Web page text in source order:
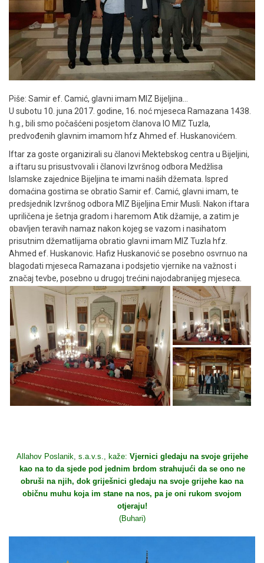
Piše: Samir ef. Camić, glavni imam MIZ Bijeljina…
U subotu 10. juna 2017. godine, 16. noć mjeseca Ramazana 1438.
h.g., bili smo počašćeni posjetom članova IO MIZ Tuzla,
predvođenih glavnim imamom hfz Ahmed ef. Huskanovićem.
Iftar za goste organizirali su članovi Mektebskog centra u Bijeljini,
a iftaru su prisustvovali i članovi Izvršnog odbora Medžlisa
Islamske zajednice Bijeljina te imami naših džemata. Ispred
domaćina gostima se obratio Samir ef. Camić, glavni imam, te
predsjednik Izvršnog odbora MIZ Bijeljina Emir Musli. Nakon iftara
upriličena je šetnja gradom i haremom Atik džamije, a zatim je
obavljen teravih namaz nakon kojeg se vazom i nasihatom
prisutnim džematlijama obratio glavni imam MIZ Tuzla hfz.
Ahmed ef. Huskanovic. Hafiz Huskanović se posebno osvrnuo na
blagodati mjeseca Ramazana i podsjetio vjernike na važnost i
značaj tevbe, posebno u drugoj trećini najodabranijeg mjeseca.
Allahov Poslanik, s.a.v.s., kaže: Vjernici gledaju na svoje grijehe
kao na to da sjede pod jednim brdom strahujući da se ono ne
obruši na njih, dok griješnici gledaju na svoje grijehe kao na
običnu muhu koja im stane na nos, pa je oni rukom svojom
otjeraju!
(Buhari)